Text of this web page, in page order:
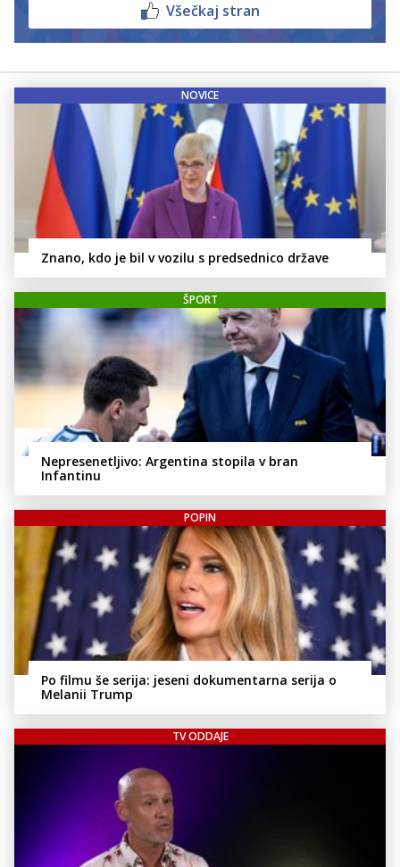
Všečkaj stran
NOVICE
Znano, kdo je bil v vozilu s predsednico države
ŠPORT
Nepresenetljivo: Argentina stopila v bran
Infantinu
POPIN
Po filmu še serija: jeseni dokumentarna serija o
Melanii Trump
TV ODDAJE